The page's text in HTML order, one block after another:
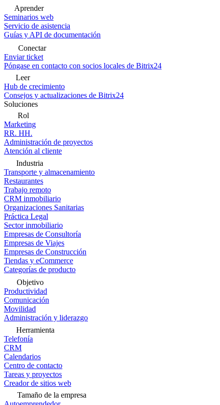
Aprender
Seminarios web
Servicio de asistencia
Guías y API de documentación
Conectar
Enviar ticket
Póngase en contacto con socios locales de Bitrix24
Leer
Hub de crecimiento
Consejos y actualizaciones de Bitrix24
Soluciones
Rol
Marketing
RR. HH.
Administración de proyectos
Atención al cliente
Industria
Transporte y almacenamiento
Restaurantes
Trabajo remoto
CRM inmobiliario
Organizaciones Sanitarias
Práctica Legal
Sector inmobiliario
Empresas de Consultoría
Empresas de Viajes
Empresas de Construcción
Tiendas y eCommerce
Categorías de producto
Objetivo
Productividad
Comunicación
Movilidad
Administración y liderazgo
Herramienta
Telefonía
CRM
Calendarios
Centro de contacto
Tareas y proyectos
Creador de sitios web
Tamaño de la empresa